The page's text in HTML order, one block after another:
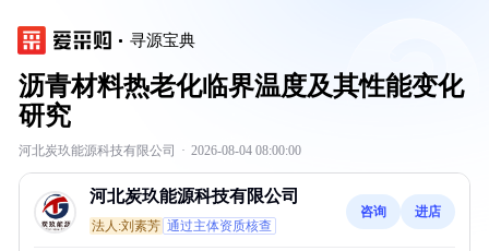
寻源宝典
沥青材料热老化临界温度及其性能变化
研究
河北炭玖能源科技有限公司 · 2026-08-04 08:00:00
河北炭玖能源科技有限公司
法人:刘素芳 通过主体资质核查
咨询 进店